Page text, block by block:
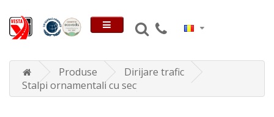
Produse
Dirijare trafic
Stalpi ornamentali cu sectiune octogonala